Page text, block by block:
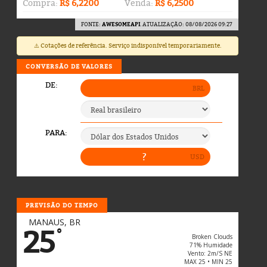
Compra: R$ 6,2200 Venda: R$ 6,2500
FONTE: AWESOMEAPI. ATUALIZAÇÃO: 08/08/2026 09:27
⚠️ Cotações de referência. Serviço indisponível temporariamente.
CONVERSÃO DE VALORES
PREVISÃO DO TEMPO
MANAUS, BR
25°
Broken Clouds
71% Humidade
Vento: 2m/s NE
MAX 25 • MIN 25